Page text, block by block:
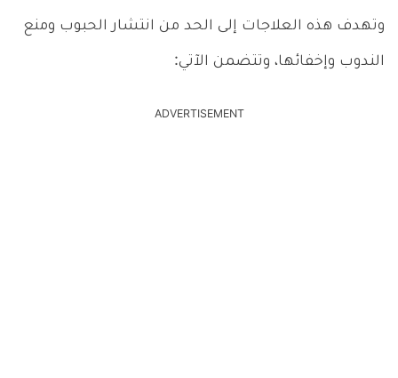
وتهدف هذه العلاجات إلى الحد من انتشار الحبوب ومنع
الندوب وإخفائها، وتتضمن الآتي:
ADVERTISEMENT